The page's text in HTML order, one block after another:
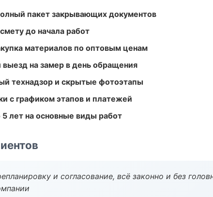
пакет закрывающих документов
до начала работ
материалов по оптовым ценам
выезд на замер в день обращения
технадзор и скрытые фотоэтапы
с графиком этапов и платежей
5 лет на основные виды работ
и согласование, всё законно и без